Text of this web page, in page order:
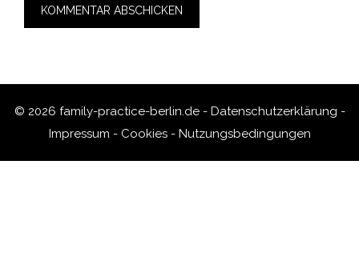
© 2026 family-practice-berlin.de - Datenschutzerklärung -
Impressum - Cookies- Nutzungsbedingungen